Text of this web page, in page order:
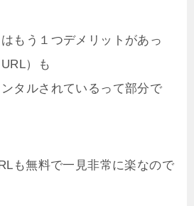
もう１つデメリットがあっ
）も
タルされているって部分で
も無料で一見非常に楽なので